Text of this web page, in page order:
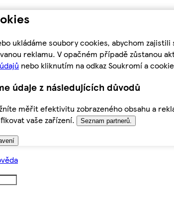
ukládáme soubory cookies, abychom
reklamu. V opačném případě zůstanou
nebo kliknutím na odkaz Soukromí a
údaje z následujících důvodů
měřit efektivitu zobrazeného obsahu a
vaše zařízení.
Seznam partnerů.